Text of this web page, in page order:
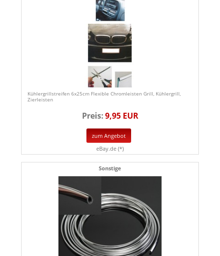
Kühlergrillstreifen 6x25cm Flexible Chromleisten Grill, Kühlergrill,
Zierleisten
Preis:9,95 EUR
zum Angebot
eBay.de (*)
Sonstige